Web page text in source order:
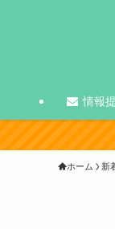
情報
サ
ホーム 新